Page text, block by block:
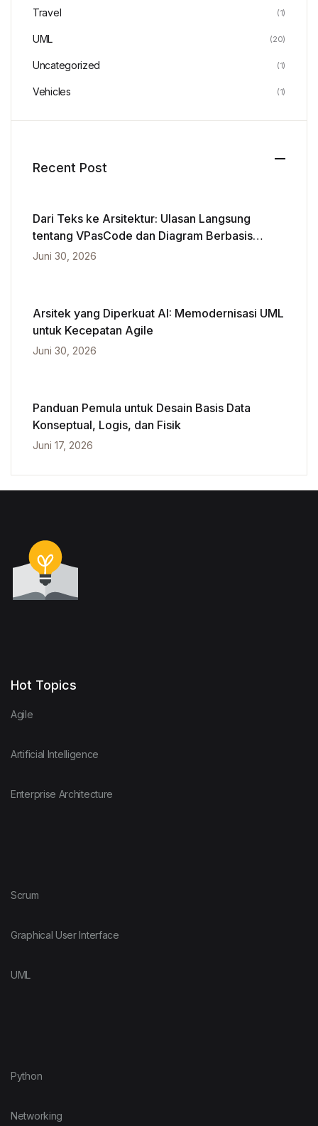
Travel (1)
UML (20)
Uncategorized (1)
Vehicles (1)
Recent Post
Dari Teks ke Arsitektur: Ulasan Langsung
tentang VPasCode dan Diagram Berbasis
Kecerdasan Buatan
Juni 30, 2026
Arsitek yang Diperkuat AI: Memodernisasi UML
untuk Kecepatan Agile
Juni 30, 2026
Panduan Pemula untuk Desain Basis Data
Konseptual, Logis, dan Fisik
Juni 17, 2026
Hot Topics
Agile
Artificial Intelligence
Enterprise Architecture
Scrum
Graphical User Interface
UML
Python
Networking